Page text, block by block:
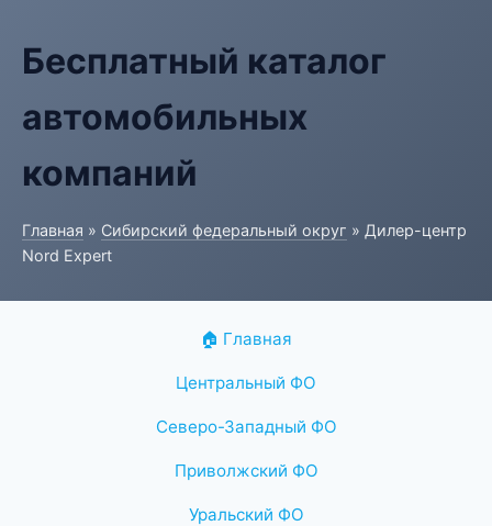
Бесплатный каталог
автомобильных
компаний
Главная » Сибирский федеральный округ » Дилер-центр
Nord Expert
🏠 Главная
Центральный ФО
Северо-Западный ФО
Приволжский ФО
Уральский ФО